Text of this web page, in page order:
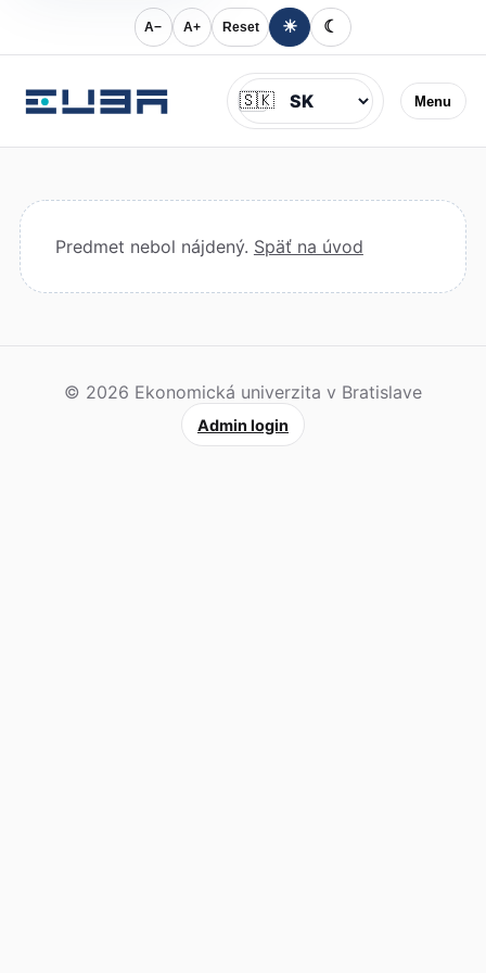
A− A+ Reset ☀ ☾
Menu
Jazyk
🇸🇰
Predmet nebol nájdený. Späť na úvod
© 2026 Ekonomická univerzita v Bratislave
Admin login